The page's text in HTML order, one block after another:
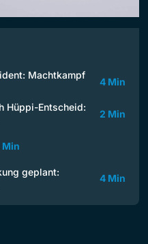
Machtkampf
4 Min
Hüppi-Entscheid:
2 Min
Min
geplant:
4 Min